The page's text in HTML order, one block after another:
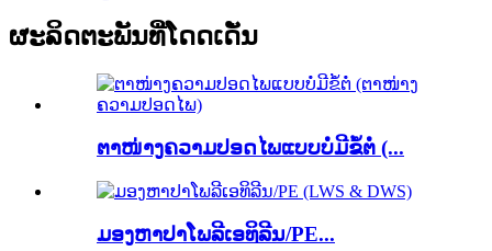
ຜະລິດຕະພັນທີ່ໂດດເດັ່ນ
ຕາໜ່າງຄວາມປອດໄພແບບບໍ່ມີຂໍ້ຕໍ່ (...
ມອງຫາປາໂພລີເອທິລີນ/PE...